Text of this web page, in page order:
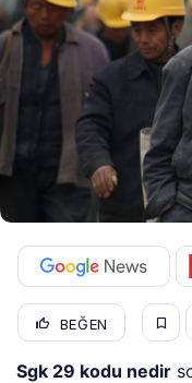
BEĞEN
Sgk 29 kodu nedir